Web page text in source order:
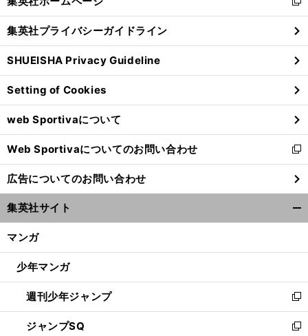
】 190 【
他
】
閉
る
新
し
い
ウ
ィ
ン
ド
ウ
で
開
く
集英社プライバシーガイドライン
SHUEISHA Privacy Guideline
Setting of Cookies
web Sportivaについて
Web Sportivaについてのお問い合わせ
新
し
い
ウ
ィ
ン
ウ
開
く
広告についてのお問い合わせ
集英社サイト
マンガ
少年マンガ
週刊少年ジャンプ
新
し
い
ジャンプSQ
新